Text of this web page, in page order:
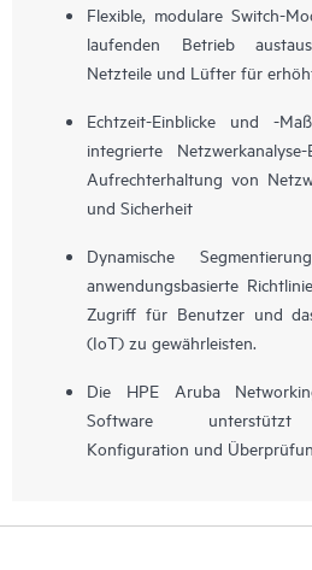
Flexible, modulare Switch-
laufenden Betrieb
Netzteile und Lüfter für
Echtzeit-Einblicke und -
integrierte
Aufrechterhaltung von
und Sicherheit
Dynamische
anwendungsbasierte
Zugriff für Benutzer und
(IoT) zu gewährleisten.
Die HPE Aruba
Software unterstützt
Konfiguration und